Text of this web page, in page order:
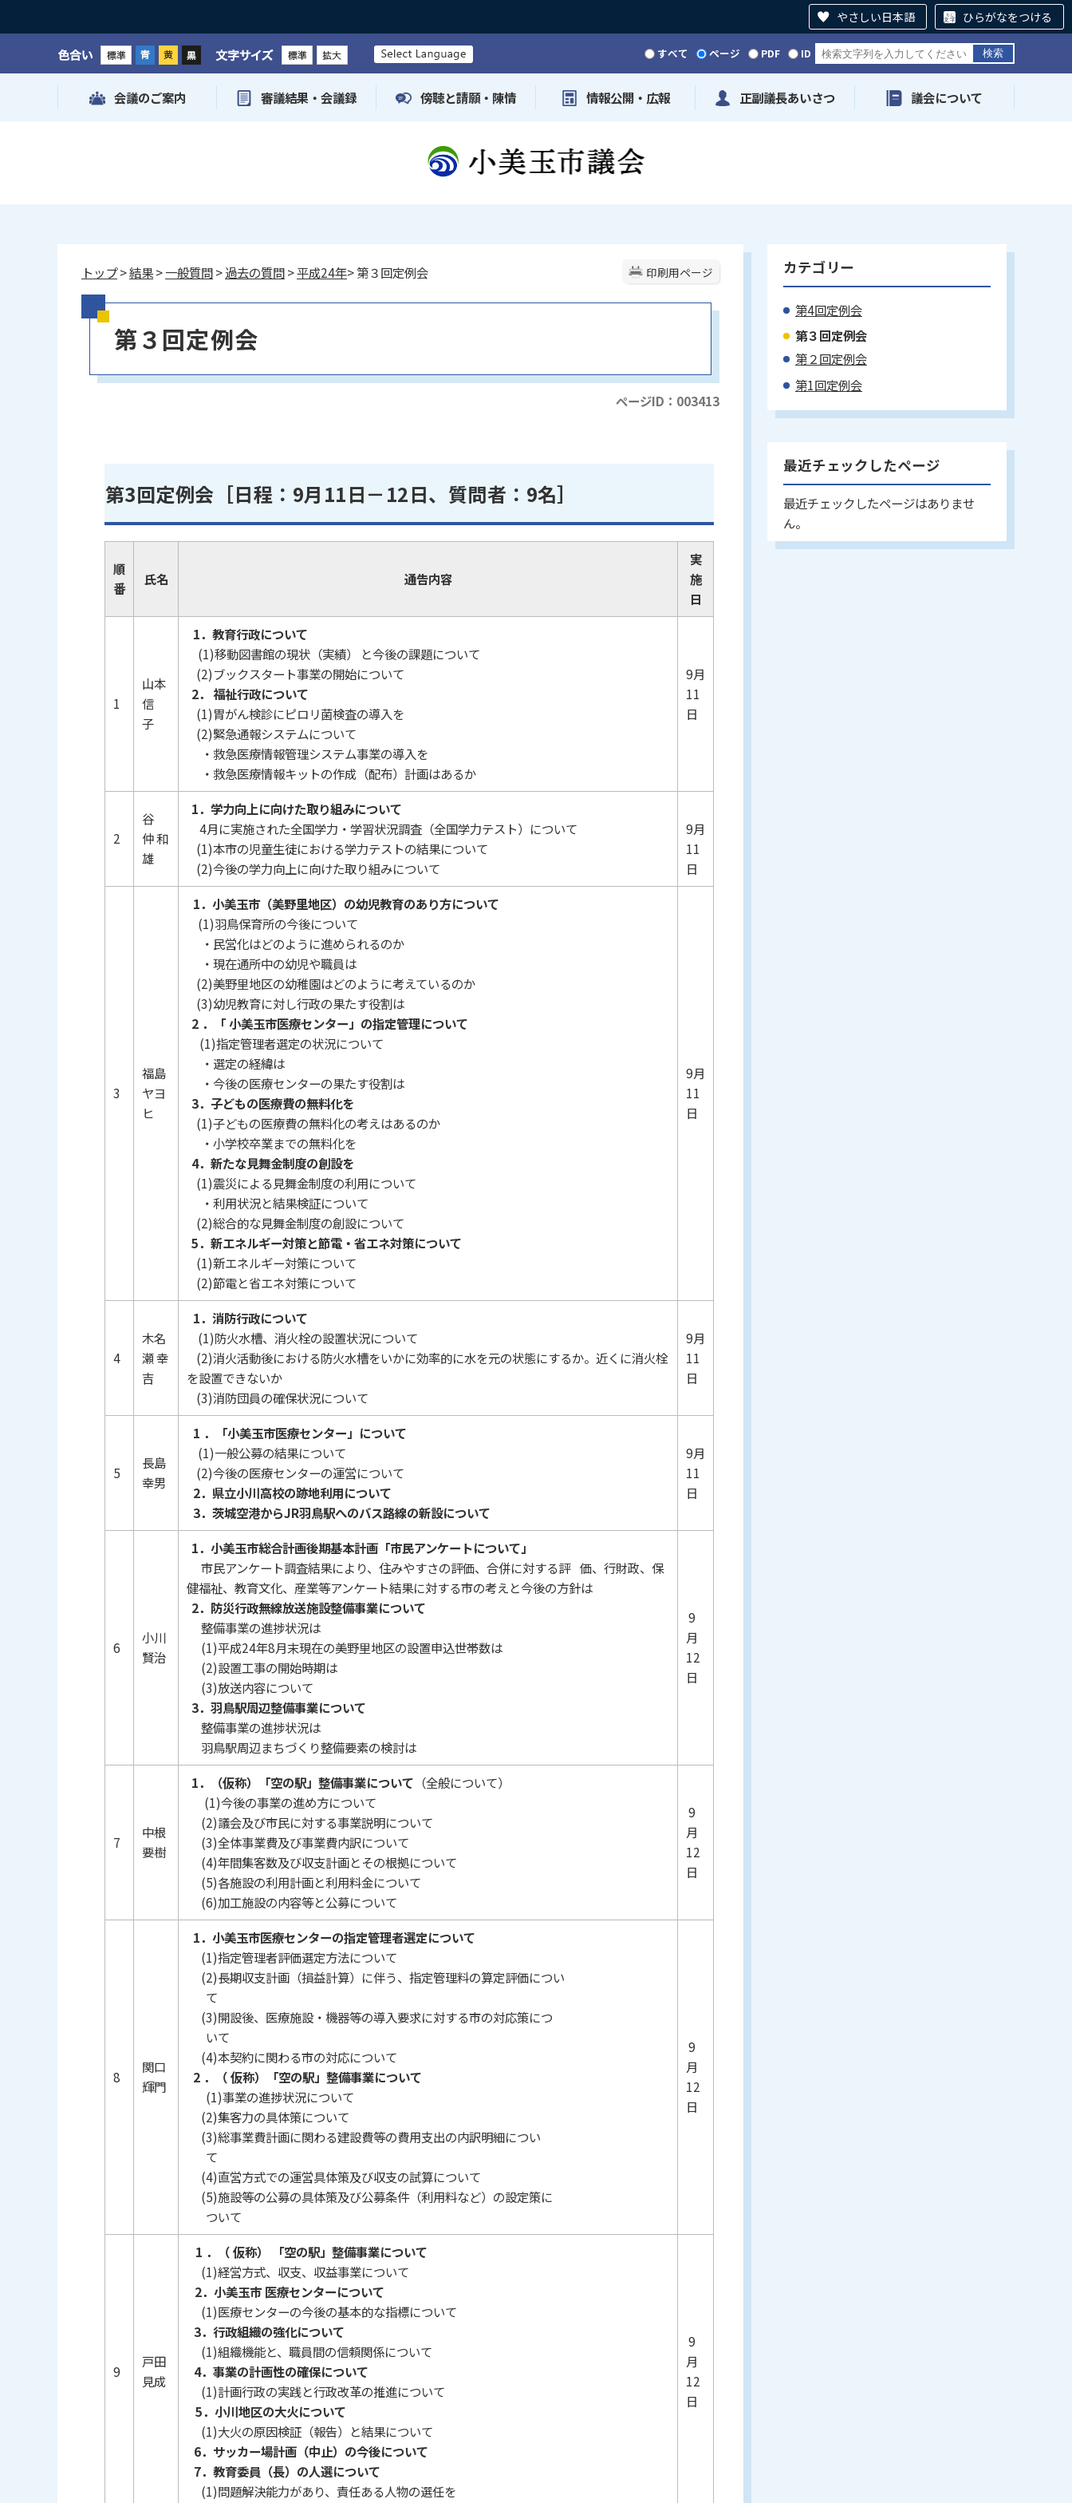
やさしい日本語 ひらがなをつける
色合い 文字サイズ すべて ページ PDF ID
会議のご案内 審議結果・会議録 傍聴と請願・陳情 情報公開・広報 正副議長あいさつ 議会について
印刷用ページ
トップ>結果>一般質問>過去の質問>平成24年> 第３回定例会
第３回定例会
ページID：003413
第3回定例会［日程：9月11日－12日、質問者：9名］
順
番
氏名 通告内容
実
施
日
1
山本
信
子
1．教育行政について
(1)移動図書館の現状（実績） と今後の課題について
(2)ブックスタート事業の開始について
2． 福祉行政について
(1)胃がん検診にピロリ菌検査の導入を
(2)緊急通報システムについて
・救急医療情報管理システム事業の導入を
・救急医療情報キットの作成（配布）計画はあるか
9月
11
日
2
谷
仲 和
雄
1．学力向上に向けた取り組みについて
4月に実施された全国学力・学習状況調査（全国学力テスト）について
(1)本市の児童生徒における学力テストの結果について
(2)今後の学力向上に向けた取り組みについて
9月
11
日
3
福島
ヤヨ
ヒ
1．小美玉市（美野里地区）の幼児教育のあり方について
(1)羽鳥保育所の今後について
・民営化はどのように進められるのか
・現在通所中の幼児や職員は
(2)美野里地区の幼稚園はどのように考えているのか
(3)幼児教育に対し行政の果たす役割は
2 ．「 小美玉市医療センター」の指定管理について
(1)指定管理者選定の状況について
・選定の経緯は
・今後の医療センターの果たす役割は
3．子どもの医療費の無料化を
(1)子どもの医療費の無料化の考えはあるのか
・小学校卒業までの無料化を
4．新たな見舞金制度の創設を
(1)震災による見舞金制度の利用について
・利用状況と結果検証について
(2)総合的な見舞金制度の創設について
5．新エネルギー対策と節電・省エネ対策について
(1)新エネルギー対策について
(2)節電と省エネ対策について
9月
11
日
4
木名
瀬 幸
吉
1．消防行政について
(1)防火水槽、消火栓の設置状況について
(2)消火活動後における防火水槽をいかに効率的に水を元の状態にするか。近くに消火栓
を設置できないか
(3)消防団員の確保状況について
9月
11
日
5
長島
幸男
1 ．「小美玉市医療センター」について
(1)一般公募の結果について
(2)今後の医療センターの運営について
2．県立小川高校の跡地利用について
3．茨城空港からJR羽鳥駅へのバス路線の新設について
9月
11
日
6
小川
賢治
1．小美玉市総合計画後期基本計画「市民アンケートについて」
市民アンケート調査結果により、住みやすさの評価、合併に対する評 価、行財政、保
健福祉、教育文化、産業等アンケート結果に対する市の考えと今後の方針は
2．防災行政無線放送施設整備事業について
整備事業の進捗状況は
(1)平成24年8月末現在の美野里地区の設置申込世帯数は
(2)設置工事の開始時期は
(3)放送内容について
3．羽鳥駅周辺整備事業について
整備事業の進捗状況は
羽鳥駅周辺まちづくり整備要素の検討は
9
月
12
日
7
中根
要樹
1．（仮称）「空の駅」整備事業について （全般について）
(1)今後の事業の進め方について
(2)議会及び市民に対する事業説明について
(3)全体事業費及び事業費内訳について
(4)年間集客数及び収支計画とその根拠について
(5)各施設の利用計画と利用料金について
(6)加工施設の内容等と公募について
9
月
12
日
8
関口
輝門
1．小美玉市医療センターの指定管理者選定について
(1)指定管理者評価選定方法について
(2)長期収支計画（損益計算）に伴う、指定管理料の算定評価につい
て
(3)開設後、医療施設・機器等の導入要求に対する市の対応策につ
いて
(4)本契約に関わる市の対応について
2 ．（ 仮称）「空の駅」整備事業について
(1)事業の進捗状況について
(2)集客力の具体策について
(3)総事業費計画に関わる建設費等の費用支出の内訳明細につい
て
(4)直営方式での運営具体策及び収支の試算について
(5)施設等の公募の具体策及び公募条件（利用料など）の設定策に
ついて
9
月
12
日
9
戸田
見成
1 ．（ 仮称） 「空の駅」整備事業について
(1)経営方式、収支、収益事業について
2．小美玉市 医療センターについて
(1)医療センターの今後の基本的な指標について
3．行政組織の強化について
(1)組織機能と、職員間の信頼関係について
4．事業の計画性の確保について
(1)計画行政の実践と行政改革の推進について
5．小川地区の大火について
(1)大火の原因検証（報告）と結果について
6．サッカー場計画（中止）の今後について
7．教育委員（長）の人選について
(1)問題解決能力があり、責任ある人物の選任を
9
月
12
日
カテゴリー
第4回定例会
第３回定例会
第２回定例会
第1回定例会
最近チェックしたページ
最近チェックしたページはありませ
ん。